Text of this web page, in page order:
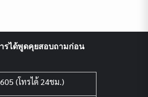
รได้พูดคุยสอบถามก่อน
(โทรได้ 24ชม.)